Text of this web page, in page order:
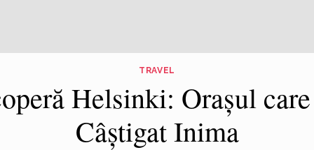
TRAVEL
Helsinki: Orașul
Câștigat Inima